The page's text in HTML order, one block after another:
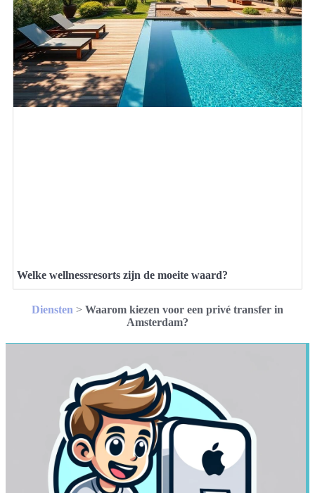
Welke wellnessresorts zijn de moeite waard?
Diensten > Waarom kiezen voor een privé transfer in
Amsterdam?